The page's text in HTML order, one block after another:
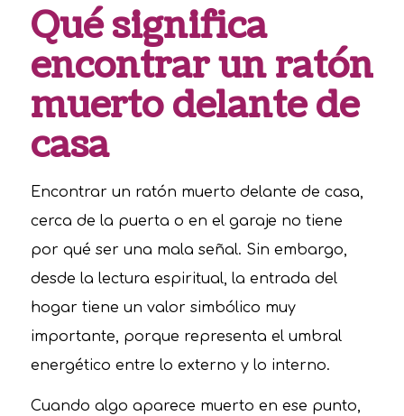
Qué significa
encontrar un ratón
muerto delante de
casa
Encontrar un ratón muerto delante de casa,
cerca de la puerta o en el garaje no tiene
por qué ser una mala señal. Sin embargo,
desde la lectura espiritual, la entrada del
hogar tiene un valor simbólico muy
importante, porque representa el umbral
energético entre lo externo y lo interno.
Cuando algo aparece muerto en ese punto,